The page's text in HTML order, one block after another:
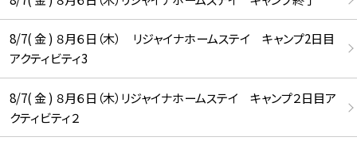
8/7( 金 ) ８月６日（木） リジャイナホームステイ キャンプ2日目
アクティビティ3
8/7( 金 ) ８月６日（木）リジャイナホームステイ キャンプ２日目ア
クティビティ２